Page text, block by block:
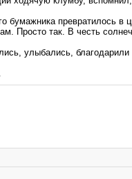
бумажника превратилось
Просто так. В честь
улыбались,